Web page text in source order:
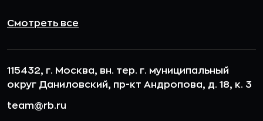
Смотреть все
115432, г. Москва, вн. тер. г. муниципальный
округ Даниловский, пр-кт Андропова, д. 18, к. 3
team@rb.ru